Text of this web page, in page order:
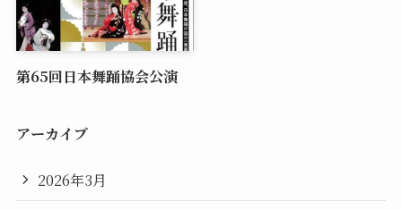
第65回日本舞踊協会公演
アーカイブ
2026年3月